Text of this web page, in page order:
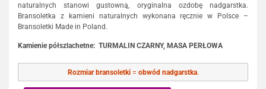
naturalnych stanowi gustowną, oryginalna ozdobę nadgarstka.
Bransoletka z kamieni naturalnych wykonana ręcznie w Polsce –
Bransoletki Made in Poland.
Kamienie półszlachetne: TURMALIN CZARNY, MASA PERŁOWA
Rozmiar bransoletki= obwód nadgarstka.